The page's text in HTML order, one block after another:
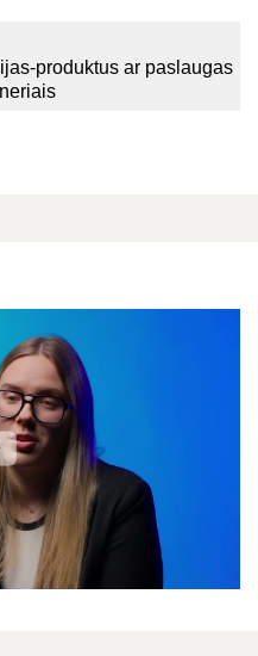
produktus ar paslaugas